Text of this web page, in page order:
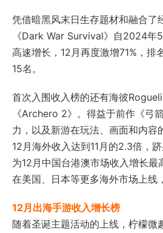
凭借暗黑风末日生存题材和融合了
《Dark War Survival》自2024年
高速增长，12月再度激增71%，排
15名。
首次入围收入榜的还有海彼
《Archero 2》。得益于前作《弓
力，以及新游在玩法、画面和内容
12月海外收入达到11月的2.3倍，
为12月中国台港澳市场收入增长最
在美国、日本等更多海外市场上线
12月出海手游收入增长榜
随着圣诞主题活动的上线，柠檬微